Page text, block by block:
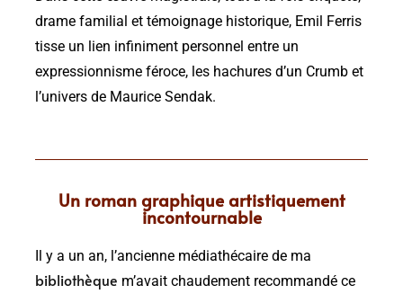
drame familial et témoignage historique, Emil Ferris
tisse un lien infiniment personnel entre un
expressionnisme féroce, les hachures d’un Crumb et
l’univers de Maurice Sendak.
Un roman graphique artistiquement
incontournable
Il y a un an, l’ancienne médiathécaire de ma
bibliothèque m’avait chaudement recommandé ce